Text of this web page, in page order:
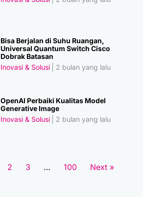
Bisa Berjalan di Suhu Ruangan,
Universal Quantum Switch Cisco
Dobrak Batasan
Inovasi & Solusi
2 bulan yang lalu
OpenAI Perbaiki Kualitas Model
Generative Image
Inovasi & Solusi
2 bulan yang lalu
2 3 … 100 Next »